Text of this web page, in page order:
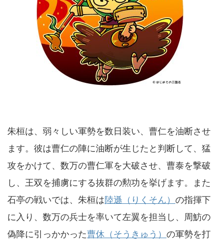
朱桓は、弱々しい軍勢を数日装い、曹仁を油断させ
ます。彼は曹仁の陣に油断が生じたと判断して、猛
攻をかけて、数万の曹仁軍を大破させ、曹泰を撃破
し、王双を捕虜にする抜群の勲功を挙げます。また
石亭の戦いでは、朱桓は陸遜（りくそん） の指揮下
に入り、数万の兵士を率いて左翼を担当し、周魴の
偽降に引っかかった曹休（そうきゅう） の軍勢を打